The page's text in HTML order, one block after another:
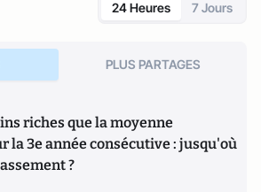
24 Heures 7 Jours
PLUS PARTAGES
riches que la moyenne
la 3e année consécutive : jusqu'où
?